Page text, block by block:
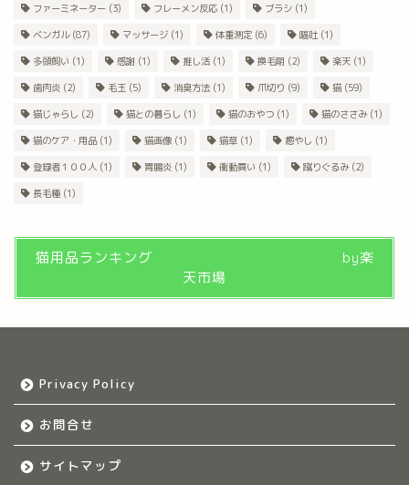
ファーミネーター (3) フレーメン反応 (1) ブラシ (1)
ベンガル(87) マッサージ (1) 体重測定 (6) 嘔吐 (1)
多頭飼い (1) 感謝 (1) 推し活 (1) 換毛期 (2) 楽天 (1)
歯肉炎 (2) 毛玉 (5) 消臭方法 (1) 爪切り (9) 猫 (59)
猫じゃらし (2) 猫との暮らし (1) 猫のおやつ (1) 猫のささみ (1)
猫のケア・用品(1) 猫画像 (1) 猫草 (1) 癒やし (1)
登録者１００人 (1) 胃腸炎 (1) 衝動買い (1) 蹴りぐるみ (2)
長毛種 (1)
猫用品ランキング by楽
天市場
Privacy Policy
お問合せ
サイトマップ